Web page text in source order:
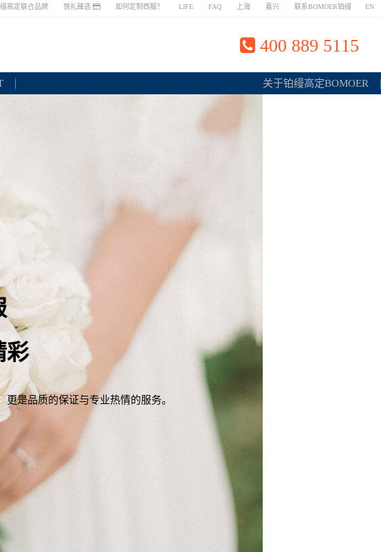
EN
联系BOMOER铂缦
嘉兴
上海
FAQ
LIFE
如何定制西服？
悦礼臻选
高定联合品牌
400 889 5115
关于铂缦高定BOMOER
彩
是品质的保证与专业热情的服务。